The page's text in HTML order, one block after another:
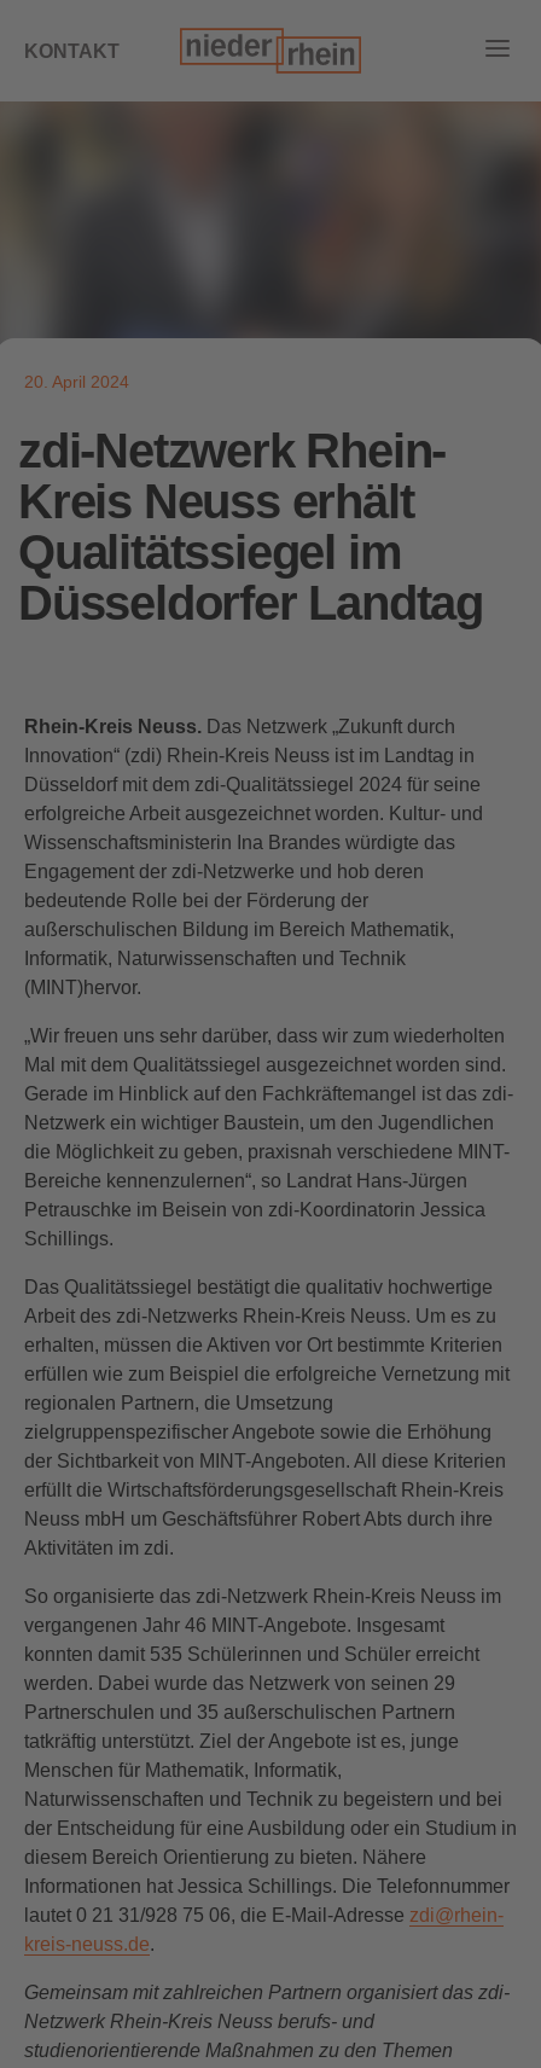
KONTAKT
20. April 2024
zdi-Netzwerk Rhein-
Kreis Neuss erhält
Qualitätssiegel im
Düsseldorfer Landtag
Rhein-Kreis Neuss. Das Netzwerk „Zukunft durch
Innovation“ (zdi) Rhein-Kreis Neuss ist im Landtag in
Düsseldorf mit dem zdi-Qualitätssiegel 2024 für seine
erfolgreiche Arbeit ausgezeichnet worden. Kultur- und
Wissenschaftsministerin Ina Brandes würdigte das
Engagement der zdi-Netzwerke und hob deren
bedeutende Rolle bei der Förderung der
außerschulischen Bildung im Bereich Mathematik,
Informatik, Naturwissenschaften und Technik
(MINT)hervor.
„Wir freuen uns sehr darüber, dass wir zum wiederholten
Mal mit dem Qualitätssiegel ausgezeichnet worden sind.
Gerade im Hinblick auf den Fachkräftemangel ist das zdi-
Netzwerk ein wichtiger Baustein, um den Jugendlichen
die Möglichkeit zu geben, praxisnah verschiedene MINT-
Bereiche kennenzulernen“, so Landrat Hans-Jürgen
Petrauschke im Beisein von zdi-Koordinatorin Jessica
Schillings.
Das Qualitätssiegel bestätigt die qualitativ hochwertige
Arbeit des zdi-Netzwerks Rhein-Kreis Neuss. Um es zu
erhalten, müssen die Aktiven vor Ort bestimmte Kriterien
erfüllen wie zum Beispiel die erfolgreiche Vernetzung mit
regionalen Partnern, die Umsetzung
zielgruppenspezifischer Angebote sowie die Erhöhung
der Sichtbarkeit von MINT-Angeboten. All diese Kriterien
erfüllt die Wirtschaftsförderungsgesellschaft Rhein-Kreis
Neuss mbH um Geschäftsführer Robert Abts durch ihre
Aktivitäten im zdi.
So organisierte das zdi-Netzwerk Rhein-Kreis Neuss im
vergangenen Jahr 46 MINT-Angebote. Insgesamt
konnten damit 535 Schülerinnen und Schüler erreicht
werden. Dabei wurde das Netzwerk von seinen 29
Partnerschulen und 35 außerschulischen Partnern
tatkräftig unterstützt. Ziel der Angebote ist es, junge
Menschen für Mathematik, Informatik,
Naturwissenschaften und Technik zu begeistern und bei
der Entscheidung für eine Ausbildung oder ein Studium in
diesem Bereich Orientierung zu bieten. Nähere
Informationen hat Jessica Schillings. Die Telefonnummer
lautet 0 21 31/928 75 06, die E-Mail-Adresse zdi@rhein-
kreis-neuss.de.
Gemeinsam mit zahlreichen Partnern organisiert das zdi-
Netzwerk Rhein-Kreis Neuss berufs- und
studienorientierende Maßnahmen zu den Themen